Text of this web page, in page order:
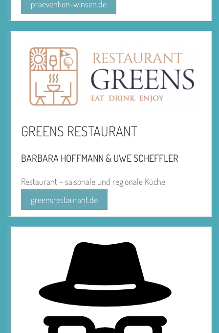
praevention-winsen.de
GREENS RESTAURANT
BARBARA HOFFMANN & UWE SCHEFFLER
Restaurant – saisonale und regionale Küche
greensrestaurant.de